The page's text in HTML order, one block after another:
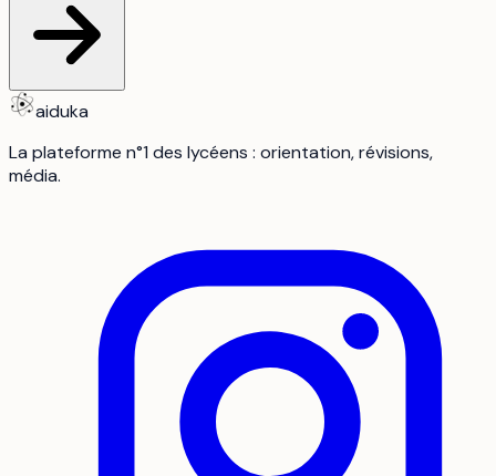
aiduka
La plateforme n°1 des lycéens : orientation, révisions,
média.